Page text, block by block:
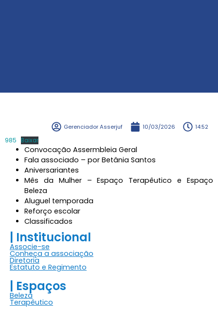
| Institucional
Associe-se
Conheça a associação
Diretoria
Estatuto e Regimento
| Espaços
Beleza
Terapêutico
Gerenciador Asserjuf 10/03/2026
14:52
985
Baixar
Convocação Assermbleia Geral
Fala associado – por Betânia Santos
Aniversariantes
Mês da Mulher – Espaço Terapêutico e Espaço
Beleza
Aluguel temporada
Reforço escolar
Classificados